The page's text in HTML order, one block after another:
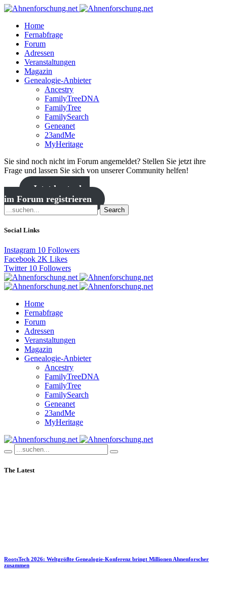
Home
Fernabfrage
Forum
Adressen
Veranstaltungen
Magazin
Genealogie-Anbieter
Ancestry
FamilyTreeDNA
FamilyTree
FamilySearch
Geneanet
23andMe
MyHeritage
Sie sind noch nicht im Forum angemeldet? Stellen Sie jetzt ihre
Frage und lassen Sie sich von unserer Community helfen!
Jetzt kostenlos
im Forum registrieren
Search
Social Links
Instagram 10 Followers
Facebook 2K Likes
Twitter 10 Followers
Home
Fernabfrage
Forum
Adressen
Veranstaltungen
Magazin
Genealogie-Anbieter
Ancestry
FamilyTreeDNA
FamilyTree
FamilySearch
Geneanet
23andMe
MyHeritage
The Latest
RootsTech 2026: Weltgrößte Genealogie-Konferenz bringt Millionen Ahnenforscher
zusammen